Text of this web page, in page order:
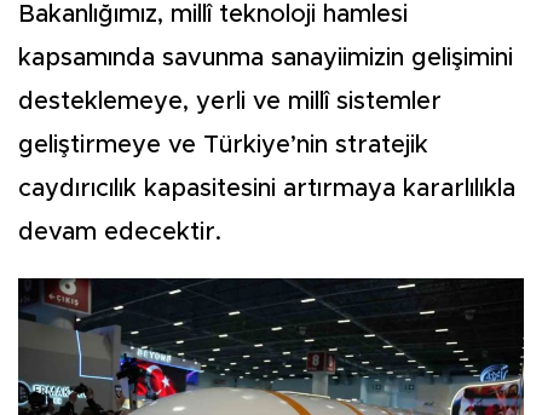
Bakanlığımız, millî teknoloji hamlesi
kapsamında savunma sanayiimizin gelişimini
desteklemeye, yerli ve millî sistemler
geliştirmeye ve Türkiye’nin stratejik
caydırıcılık kapasitesini artırmaya kararlılıkla
devam edecektir.